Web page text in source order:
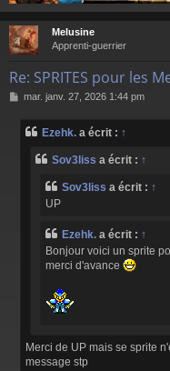
Melusine
Apprenti-guerrier
Re: SPRITES pour les
M
mar. janv. 27, 2026 1:44 pm
Ezehk. a écrit : ↑
Sov3liss a écrit : ↑
Sov3liss a écrit : ↑
UP
Ezehk. a écrit : ↑
Bonjour voici un sprite
merci d'avance
Merci de UP mais se sprite
message stp